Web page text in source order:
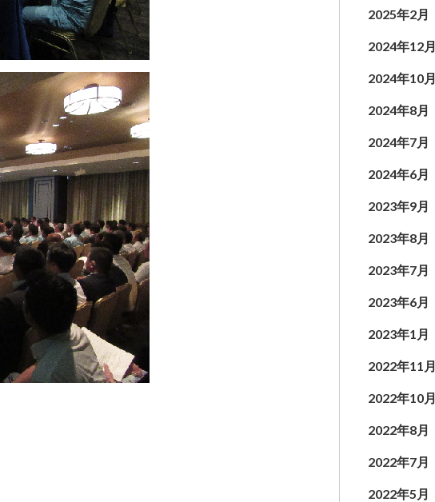
2025年2月
2024年12月
2024年10月
2024年8月
2024年7月
2024年6月
2023年9月
2023年8月
2023年7月
2023年6月
2023年1月
2022年11月
2022年10月
2022年8月
2022年7月
2022年5月